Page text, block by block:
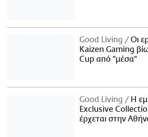
Good Living
Οι
Kaizen Gaming
Cup από "μέσα"
Good Living
Η
Exclusive
έρχεται στην